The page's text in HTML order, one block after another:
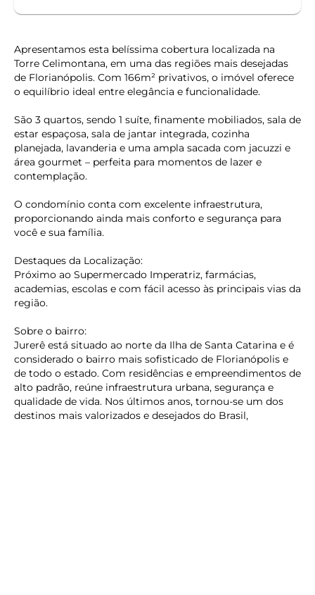
keyboard_backspace
Apresentamos esta belíssima cobertura localizada na
Torre Celimontana, em uma das regiões mais desejadas
de Florianópolis. Com 166m² privativos, o imóvel oferece
o equilíbrio ideal entre elegância e funcionalidade.
São 3 quartos, sendo 1 suíte, finamente mobiliados, sala de
estar espaçosa, sala de jantar integrada, cozinha
planejada, lavanderia e uma ampla sacada com jacuzzi e
área gourmet – perfeita para momentos de lazer e
contemplação.
O condomínio conta com excelente infraestrutura,
proporcionando ainda mais conforto e segurança para
você e sua família.
Destaques da Localização:
Próximo ao Supermercado Imperatriz, farmácias,
academias, escolas e com fácil acesso às principais vias da
região.
Sobre o bairro:
Jurerê está situado ao norte da Ilha de Santa Catarina e é
considerado o bairro mais sofisticado de Florianópolis e
de todo o estado. Com residências e empreendimentos de
alto padrão, reúne infraestrutura urbana, segurança e
qualidade de vida. Nos últimos anos, tornou-se um dos
destinos mais valorizados e desejados do Brasil,